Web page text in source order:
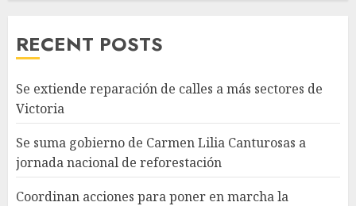
RECENT POSTS
Se extiende reparación de calles a más sectores de
Victoria
Se suma gobierno de Carmen Lilia Canturosas a
jornada nacional de reforestación
Coordinan acciones para poner en marcha la